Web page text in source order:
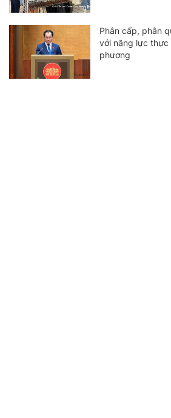
Phân cấp, phân
với năng lực thực
phương